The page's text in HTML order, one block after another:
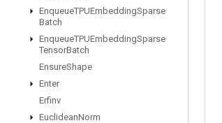
EnqueueTPUEmbeddingSparse
Batch
EnqueueTPUEmbeddingSparse
TensorBatch
EnsureShape
Enter
Erfinv
EuclideanNorm